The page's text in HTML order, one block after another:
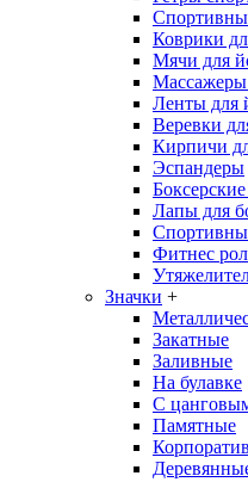
Коврики
Мячи для
Массажеры
Ленты для
Веревки
Кирпичи
Эспандеры
Лапы для
Фитнес
Значки +
Закатные
Заливные
На булавке
С
Памятные